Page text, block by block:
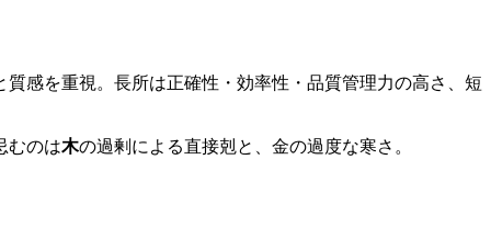
感を重視。長所は正確性・効率性・品質管理力の高さ、短
むのは木の過剰による直接剋と、金の過度な寒さ。